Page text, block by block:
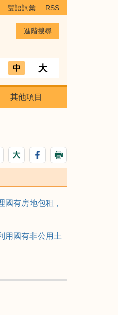
雙語詞彙 RSS
中 大
其他項目
有房地包租，
用國有非公用土